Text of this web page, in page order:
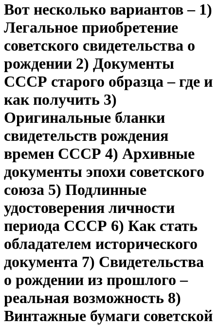
Вот несколько вариантов – 1)
Легальное приобретение
советского свидетельства о
рождении 2) Документы
СССР старого образца – где и
как получить 3)
Оригинальные бланки
свидетельств рождения
времен СССР 4) Архивные
документы эпохи советского
союза 5) Подлинные
удостоверения личности
периода СССР 6) Как стать
обладателем исторического
документа 7) Свидетельства
о рождении из прошлого –
реальная возможность 8)
Винтажные бумаги советской